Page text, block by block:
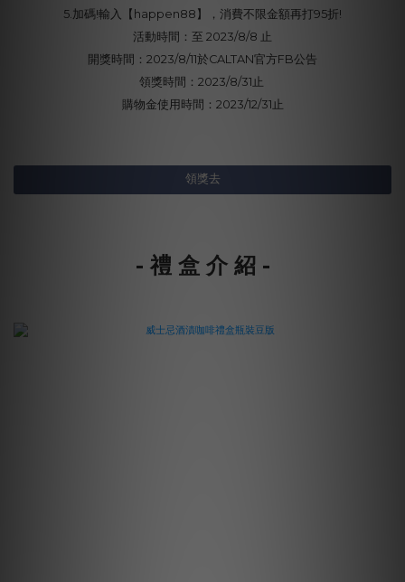
5.加碼!輸入【happen88】，消費不限金額再打95折!
活動時間：至 2023/8/8 止
開獎時間：2023/8/11於CALTAN官方FB公告
領獎時間：2023/8/31止
購物金使用時間：2023/12/31止
領獎去
- 禮 盒 介 紹 -